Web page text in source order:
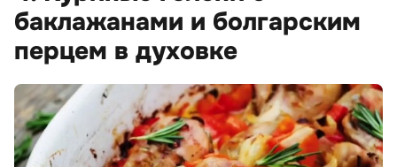
баклажанами и болгарским
перцем в духовке